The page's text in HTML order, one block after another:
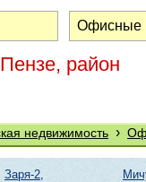
район
недвижимость ›
Заря-2,